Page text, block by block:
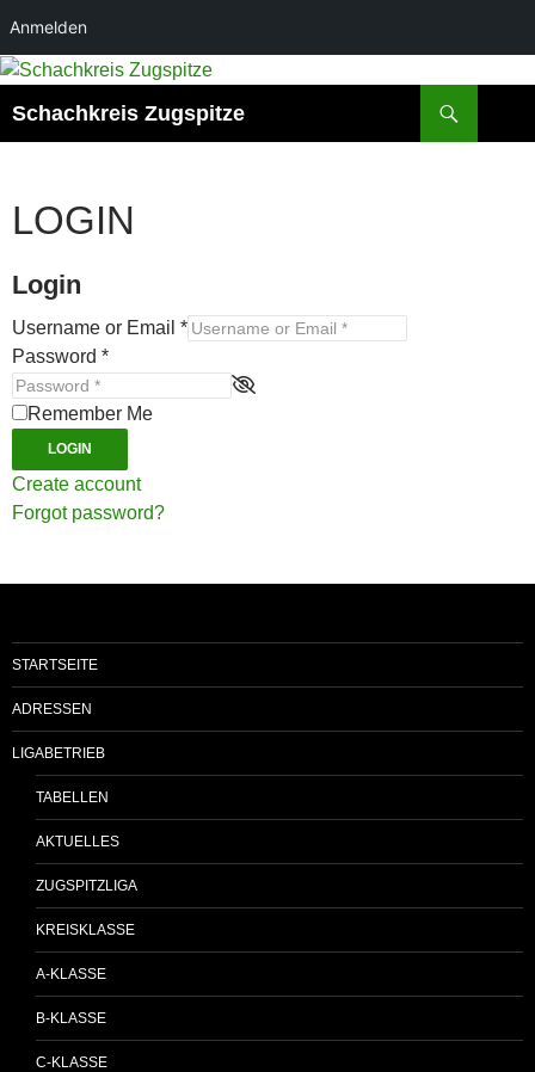
Anmelden
Zum
springen
Schachkreis Zugspitze
LOGIN
Login
Username or Email *
Password *
Remember Me
LOGIN
Create account
Forgot password?
STARTSEITE
ADRESSEN
LIGABETRIEB
TABELLEN
AKTUELLES
ZUGSPITZLIGA
KREISKLASSE
A-KLASSE
B-KLASSE
C-KLASSE